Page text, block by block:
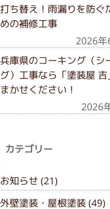
打ち替え！雨漏りを防ぐ
めの補修工事
2026年
兵庫県のコーキング（シ
グ）工事なら「塗装屋 吉
まかせください！
2026
カテゴリー
お知らせ (21)
外壁塗装・屋根塗装 (49)